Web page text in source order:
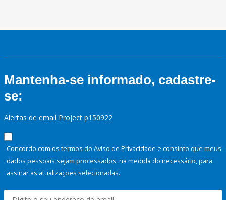
Mantenha-se informado, cadastre-
se:
Alertas de email Project p150922
Concordo com os termos do Aviso de Privacidade e consinto que meus
dados pessoais sejam processados, na medida do necessário, para
assinar as atualizações selecionadas.